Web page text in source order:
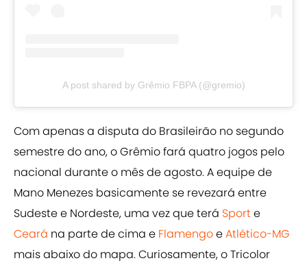
A post shared by Grêmio FBPA (@gremio)
Com apenas a disputa do Brasileirão no segundo
semestre do ano, o Grêmio fará quatro jogos pelo
nacional durante o mês de agosto. A equipe de
Mano Menezes basicamente se revezará entre
Sudeste e Nordeste, uma vez que terá Sporte
Ceará na parte de cima e FlamengoeAtlético-MG
mais abaixo do mapa. Curiosamente, o Tricolor